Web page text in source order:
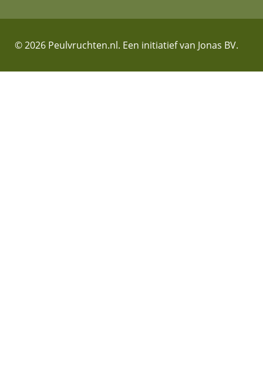
© 2026 Peulvruchten.nl. Een initiatief van Jonas BV.